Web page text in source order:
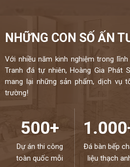
NHỮNG CON SỐ ẤN
Với nhiều năm kinh nghiệm trong
Tranh đá tự nhiên, Hoàng Gia Phát
mang lại những sản phẩm, dịch vụ
trường!
500+
Dự án thi công
toàn quốc mỗi
Đá bàn bếp
liệu thạch